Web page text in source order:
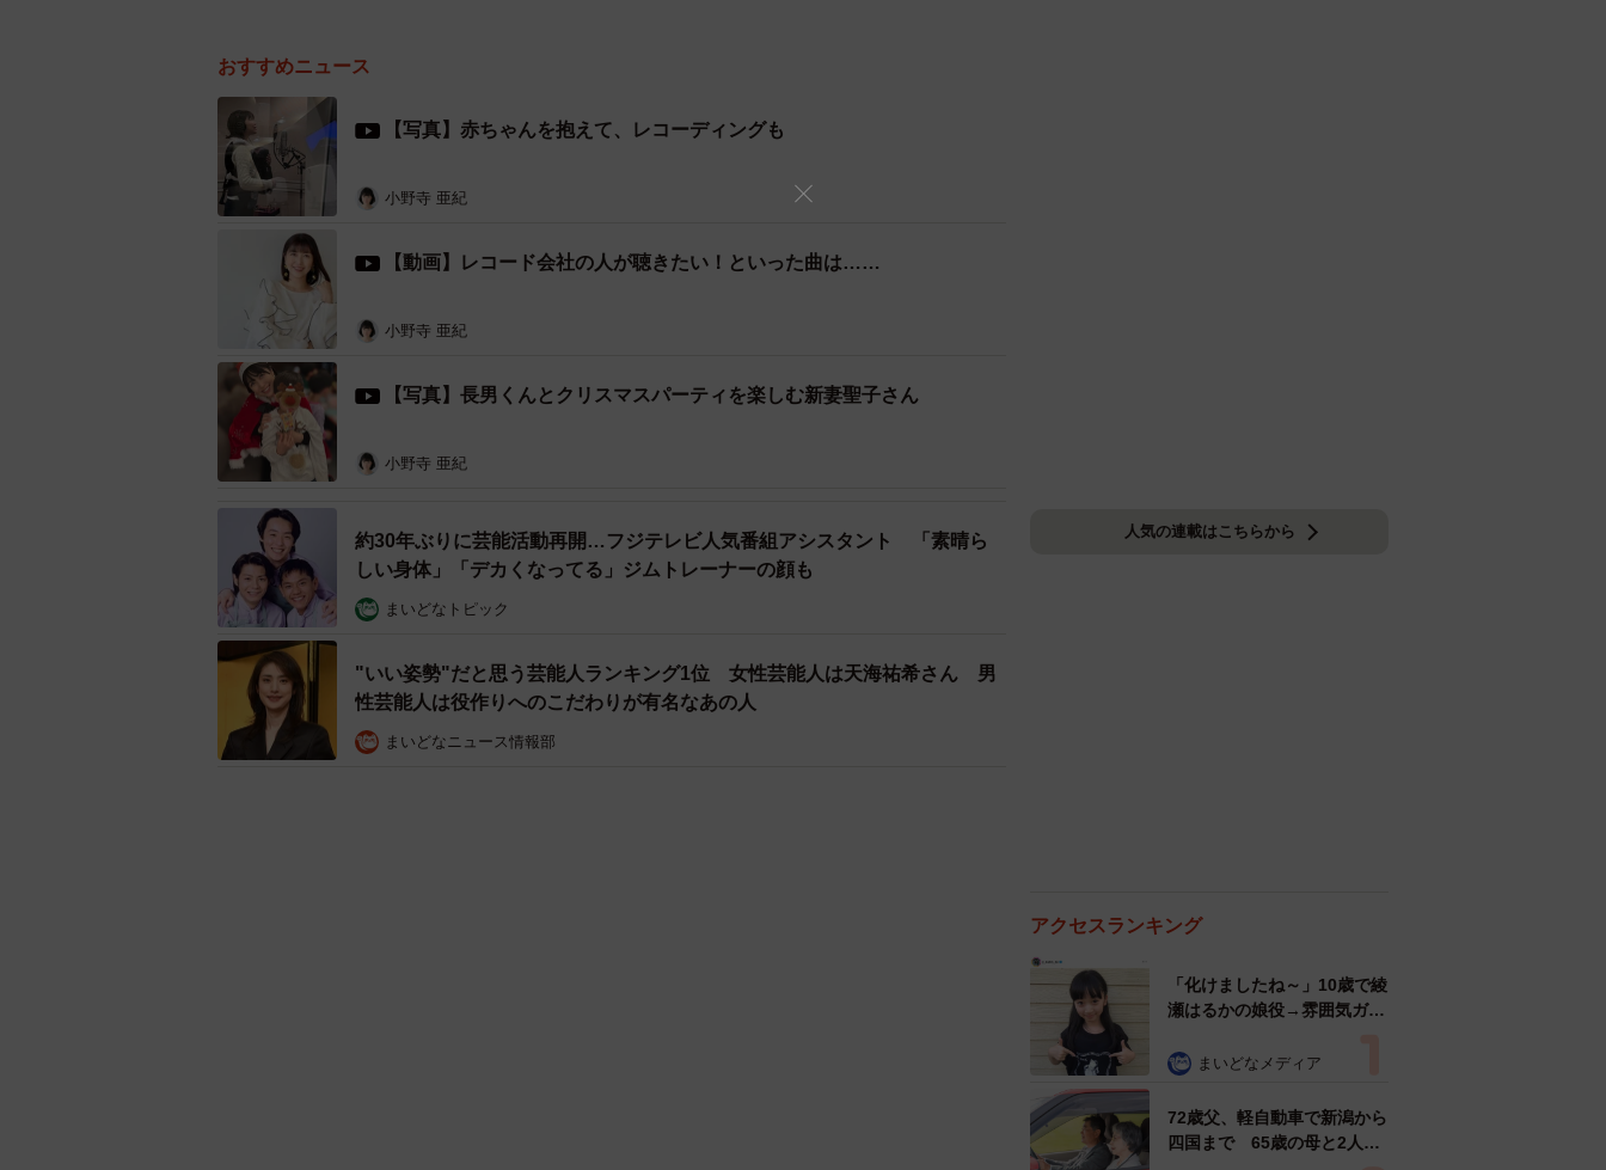
――今年発売されたアルバム『MUSICAL MOMENTS 2』に収録の、『アニー』の名曲「ト
ゥモロー」には、イントロに下のお子さんの笑い声が収録されていて、何度も聞きたくなる
魅力に溢れています。
あれは自宅で、私のスマホで録音したんです。赤ちゃんの笑い声って本当に癒されますよ
ね。6年半ぶりの赤ちゃんはびっくりするほど可愛いくて、日々「可愛い」を連発しながら
ほっぺにチューしまくっています。第一子の育児のときは、なかなか鼻歌が出るメンタルで
はなかったのですが、今は結構歌っちゃってますね。
「まいごのまいごのこねこちゃん～♪」とかも、だんだんテンションが上がるとキーが高く
なって、「ニャンニャン、ニャーニャーン！！」と最後はかなりソプラノで歌っちゃったり
して。次男がそれを見てケラケラ笑っています（笑）。
おすすめニュース
【写真】赤ちゃんを抱えて、レコーディングも
小野寺 亜紀
【動画】レコード会社の人が聴きたい！といった曲は……
小野寺 亜紀
【写真】長男くんとクリスマスパーティを楽しむ新妻聖子さん
小野寺 亜紀
約30年ぶりに芸能活動再開…フジテレビ人気番組アシスタント 「素晴ら
しい身体」「デカくなってる」ジムトレーナーの顔も
まいどなトピック
"いい姿勢"だと思う芸能人ランキング1位 女性芸能人は天海祐希さん 男
性芸能人は役作りへのこだわりが有名なあの人
まいどなニュース情報部
人気の連載はこちらから
アクセスランキング
「化けましたね～」10歳で綾
瀬はるかの娘役→雰囲気ガラ
雰囲気が」「宝塚に入れそ
まいどなメディア
72歳父、軽自動車で新潟から
四国まで 65歳の母と2人で